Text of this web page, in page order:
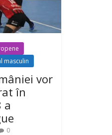
masculin
vor
în
a
0